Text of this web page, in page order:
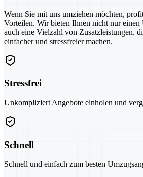
Wenn Sie mit uns umziehen möchten,
Vorteilen. Wir bieten Ihnen nicht nur einen
auch eine Vielzahl von Zusatzleistungen,
einfacher und stressfreier machen.
Stressfrei
Unkompliziert Angebote einholen und
Schnell
Schnell und einfach zum besten